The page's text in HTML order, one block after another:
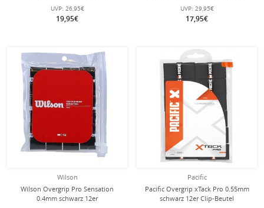
UVP: 26,95€
19,95€
UVP: 29,95€
17,95€
Wilson
Wilson Overgrip Pro Sensation
0.4mm schwarz 12er
Pacific
Pacific Overgrip xTack Pro 0.55mm
schwarz 12er Clip-Beutel